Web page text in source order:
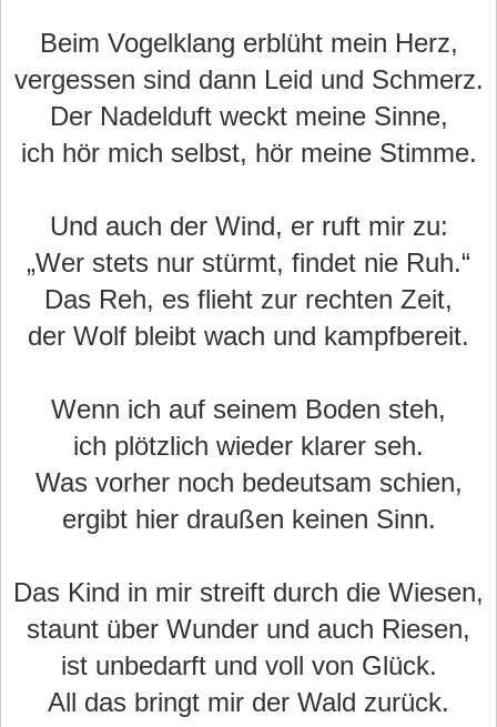
Beim Vogelklang erblüht mein Herz,
vergessen sind dann Leid und Schmerz.
Der Nadelduft weckt meine Sinne,
ich hör mich selbst, hör meine Stimme.
Und auch der Wind, er ruft mir zu:
„Wer stets nur stürmt, findet nie Ruh.“
Das Reh, es flieht zur rechten Zeit,
der Wolf bleibt wach und kampfbereit.
Wenn ich auf seinem Boden steh,
ich plötzlich wieder klarer seh.
Was vorher noch bedeutsam schien,
ergibt hier draußen keinen Sinn.
Das Kind in mir streift durch die Wiesen,
staunt über Wunder und auch Riesen,
ist unbedarft und voll von Glück.
All das bringt mir der Wald zurück.